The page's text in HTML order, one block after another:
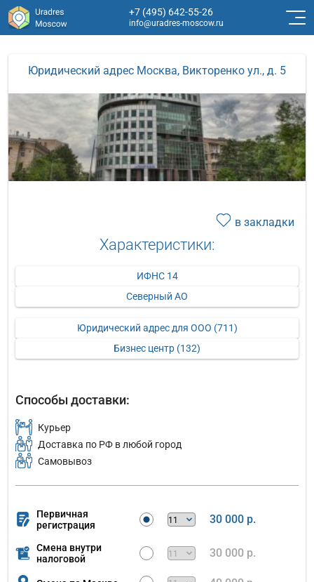
+7 (495) 642-55-26
info@uradres-moscow.ru
Юридический адрес Москва, Викторенко ул., д. 5
в закладки
Характеристики:
ИФНС 14
Северный АО
Юридический адрес для ООО (711)
Бизнес центр (132)
Способы доставки:
Курьер
Доставка по РФ в любой город
Самовывоз
Первичная
регистрация
30 000 р.
Смена внутри
налоговой
30 000 р.